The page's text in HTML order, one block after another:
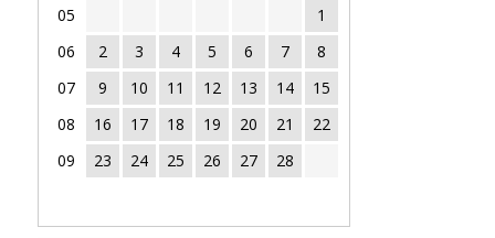
05
1
06
2 3 4 5 6 7
8
07
9 10 11 12 13 14
15
08
16 17 18 19 20 21
22
09
23 24 25 26 27 28